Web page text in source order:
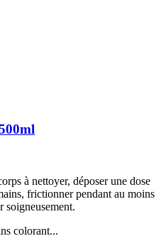
à nettoyer, déposer une dose
frictionner pendant au moins
soigneusement.
colorant...